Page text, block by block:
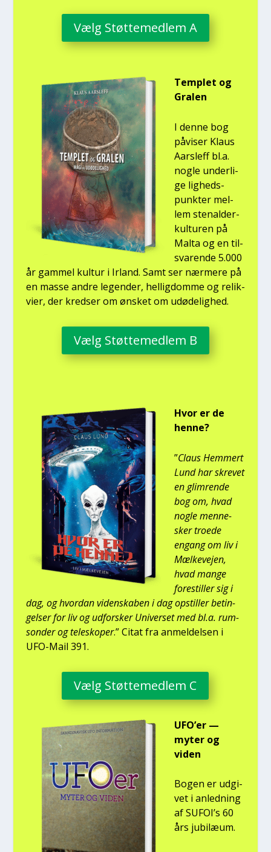
Vælg Støt­te­med­lem A
Temp­let og
Gra­len
I den­ne bog
påvi­ser Klaus
Aars­l­eff bl.a.
nog­le under­li­
ge lig­heds­
punk­ter mel­
lem ste­nal­der­
kul­tu­ren på
Mal­ta og en til­
sva­ren­de 5.000
år gam­mel kul­tur i Irland. Samt ser nær­me­re på
en mas­se andre legen­der, hel­lig­dom­me og relik­
vi­er, der kred­ser om ønsket om udø­de­lig­hed.
Vælg Støt­te­med­lem B
Hvor er de
hen­ne?
”Claus Hem­mert
Lund har skre­vet
en glim­ren­de
bog om, hvad
nog­le men­ne­
sker tro­e­de
engang om liv i
Mæl­ke­vej­en,
hvad man­ge
fore­stil­ler sig i
dag, og hvor­dan viden­ska­ben i dag opstil­ler betin­
gel­ser for liv og udfor­sker Uni­ver­set med bl.a. rum­
son­der og telesko­per.” Citat fra anmel­del­sen i
UFO-Mail 391.
Vælg Støt­te­med­lem C
UFO’er —
myter og
viden
Bogen er udgi­
vet i anled­ning
af SUFOI’s 60
års jubilæum.